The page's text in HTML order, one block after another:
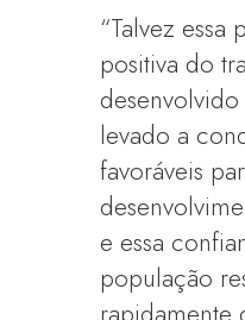
“Talvez essa
positiva do
levado a
favoráveis
e essa
população